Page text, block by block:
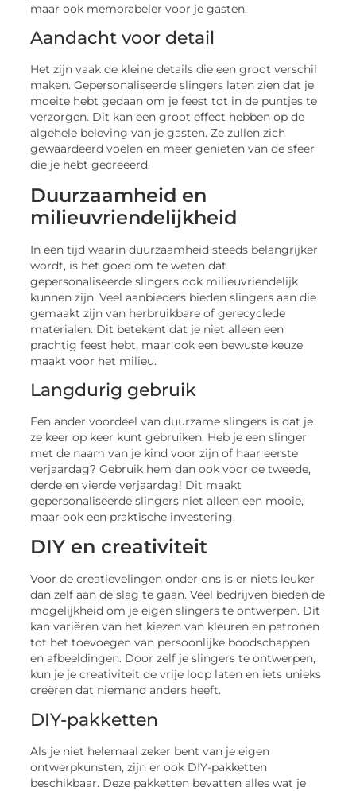
maar ook memorabeler voor je gasten.
Aandacht voor detail
Het zijn vaak de kleine details die een groot verschil
maken. Gepersonaliseerde slingers laten zien dat je
moeite hebt gedaan om je feest tot in de puntjes te
verzorgen. Dit kan een groot effect hebben op de
algehele beleving van je gasten. Ze zullen zich
gewaardeerd voelen en meer genieten van de sfeer
die je hebt gecreëerd.
Duurzaamheid en
milieuvriendelijkheid
In een tijd waarin duurzaamheid steeds belangrijker
wordt, is het goed om te weten dat
gepersonaliseerde slingers ook milieuvriendelijk
kunnen zijn. Veel aanbieders bieden slingers aan die
gemaakt zijn van herbruikbare of gerecyclede
materialen. Dit betekent dat je niet alleen een
prachtig feest hebt, maar ook een bewuste keuze
maakt voor het milieu.
Langdurig gebruik
Een ander voordeel van duurzame slingers is dat je
ze keer op keer kunt gebruiken. Heb je een slinger
met de naam van je kind voor zijn of haar eerste
verjaardag? Gebruik hem dan ook voor de tweede,
derde en vierde verjaardag! Dit maakt
gepersonaliseerde slingers niet alleen een mooie,
maar ook een praktische investering.
DIY en creativiteit
Voor de creatievelingen onder ons is er niets leuker
dan zelf aan de slag te gaan. Veel bedrijven bieden de
mogelijkheid om je eigen slingers te ontwerpen. Dit
kan variëren van het kiezen van kleuren en patronen
tot het toevoegen van persoonlijke boodschappen
en afbeeldingen. Door zelf je slingers te ontwerpen,
kun je je creativiteit de vrije loop laten en iets unieks
creëren dat niemand anders heeft.
DIY-pakketten
Als je niet helemaal zeker bent van je eigen
ontwerpkunsten, zijn er ook DIY-pakketten
beschikbaar. Deze pakketten bevatten alles wat je